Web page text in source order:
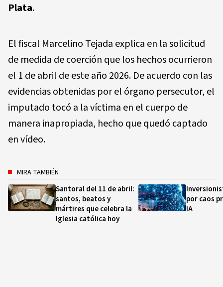
Plata.
El fiscal Marcelino Tejada explica en la solicitud
de medida de coerción que los hechos ocurrieron
el 1 de abril de este año 2026. De acuerdo con las
evidencias obtenidas por el órgano persecutor, el
imputado tocó a la víctima en el cuerpo de
manera inapropiada, hecho que quedó captado
en vídeo.
MIRA TAMBIÉN
Santoral del 11 de abril:
santos, beatos y
mártires que celebra la
Iglesia católica hoy
por caos
IA